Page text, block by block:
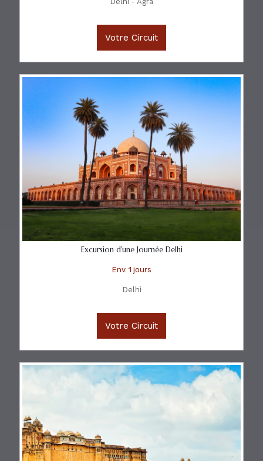
Votre Circuit
Excursion d'une Journée Delhi
Env. 1 jours
Delhi
Votre Circuit